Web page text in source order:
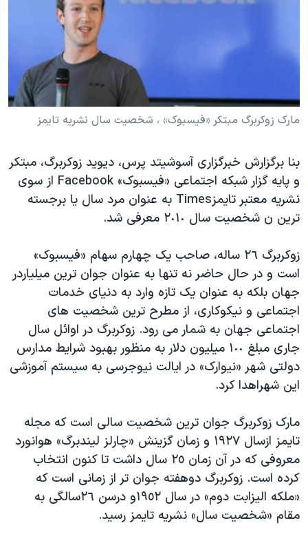
اسرائیل در جنگ
آرشیو پخش زنده
ورزش زنان در ایران
مجموعه مستندهای دادخواهی
تریبونال مردمی آبان ۹۸
دادگاه حمید نوری
قانون شفافیت دارائی کادر رهبری ایران
اعتراضات مردمی آبان ۹۸
اسرائیل در جنگ
نرگس محمدی برنده جایزه نوبل صلح
همایش محافظه‌کاران آمریکا «سی‌پک»
صفحه‌های ویژه
زبانهای مختلف
مارک زوکربرگ مبتکر «فیسبوک» ، شخصیت سال نشریه تایمز
بنا برگزارش خبرگزاری آسوشیتد پرس، دیوید زوکربرگ، مبتکر
و پایه گزار شبکه اجتماعی «فیسبوک» Facebook از سوی
نشریه معتبر تایمزTimes به عنوان مرد سال یا برجسته
ترین ن شخصیت سال ٢٠١٠ معرفی شد.
زوکربرگ ٢٦ ساله، صاحب یک چهارم سهام «فیسبوک»
است و در حال حاضر نه تنها به عنوان جوان ترین میلیاردر
جهان بلکه به عنوان یک تازه وارد به دنیای خدمات
اجتماعی و نیکوکاری، از مطرح ترین شخصیت های
اجتماعی جهان به شمار می رود. زوکربرگ در اوائل سال
جاری مبلغ ١٠٠ میلیون دلار به منظور بهبود شرایط مدارس
دولتی شهر «نیوارک» در ایالت نیوجرسی به سیستم آموزشی
این شهراهدا کرد.
مارک زوکربرگ جوان ترین شخصیت سالی است که مجله
تایمز ازسال ١٩٢٧ و زمان گزینش «چارلز لیندبرگ» هوانورد
معروفی که در آن زمان ٢٥ سال داشت تا کنون انتخاب
کرده است. زوکربرگ دوهفته جوان تر از زمانی است که
«ملکه الیزابت دوم» در سال ١٩٥٢و درسن ٢٦سالگی به
مقام «شخصیت سال» نشریه تایمز رسید.